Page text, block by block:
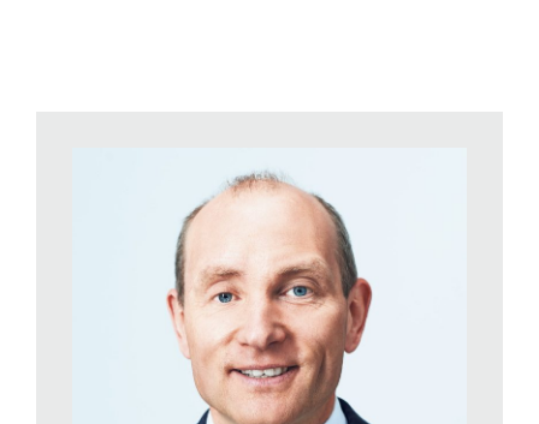
acquistare l’automobile accendendo un credito.
E coloro che non hanno regolarmente bisogno di un’auto? Chi
utilizza l’autovettura solo per uno o qualche giorno, opta per un
autonoleggio. A chi ha bisogno periodicamente di un’auto
conviene puntare su un car sharing; da Mobility, ad esempio,
può raccogliere anche punti Cumulus. In ultima analisi, il car
sharing, il noleggio, il leasing e l’abbonamento perseguono lo
stesso obiettivo: sfruttare i vantaggi di un’automobile nel modo
più efficiente e sostenibile possibile.